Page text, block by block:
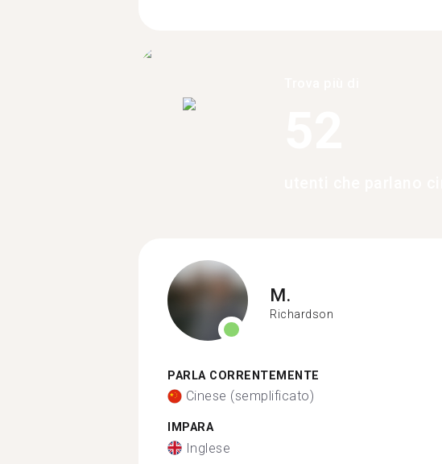
M.
Richardson
PARLA CORRENTEMENTE
Cinese (semplificato)
IMPARA
Inglese